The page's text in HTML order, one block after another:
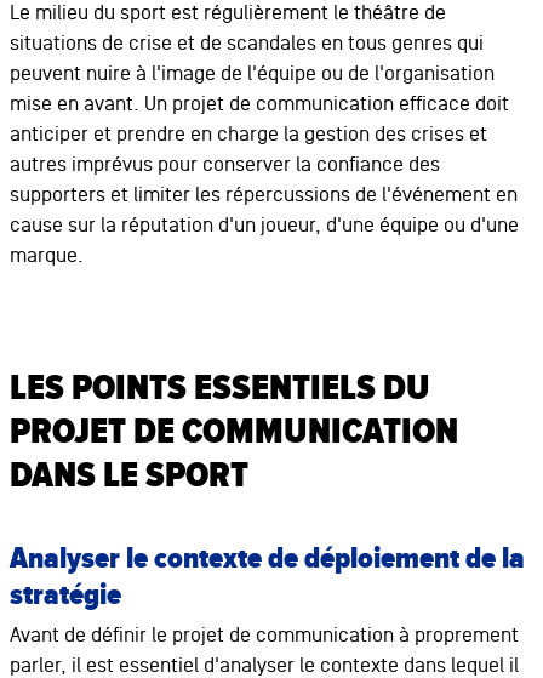
Le milieu du sport est régulièrement le théâtre de
situations de crise et de scandales en tous genres qui
peuvent nuire à l'image de l'équipe ou de l'organisation
mise en avant. Un projet de communication efficace doit
anticiper et prendre en charge la gestion des crises et
autres imprévus pour conserver la confiance des
supporters et limiter les répercussions de l'événement en
cause sur la réputation d'un joueur, d'une équipe ou d'une
marque.
LES POINTS ESSENTIELS DU
PROJET DE COMMUNICATION
DANS LE SPORT
Analyser le contexte de déploiement de la
stratégie
Avant de définir le projet de communication à proprement
parler, il est essentiel d'analyser le contexte dans lequel il